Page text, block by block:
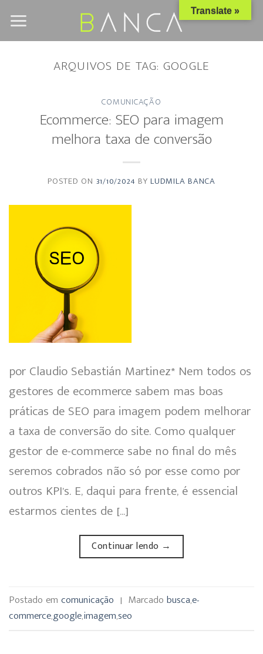
ARQUIVOS DE TAG:GOOGLE
COMUNICAÇÃO
Ecommerce: SEO para imagem
melhora taxa de conversão
POSTED ON 31/10/2024 BYLUDMILA BANCA
por Claudio Sebastián Martinez* Nem todos os
gestores de ecommerce sabem mas boas
práticas de SEO para imagem podem melhorar
a taxa de conversão do site. Como qualquer
gestor de e-commerce sabe no final do mês
seremos cobrados não só por esse como por
outros KPI’s. E, daqui para frente, é essencial
estarmos cientes de […]
Continuar lendo →
Postado em comunicação | Marcado busca,e-
commerce,google,imagem,seo
Translate »